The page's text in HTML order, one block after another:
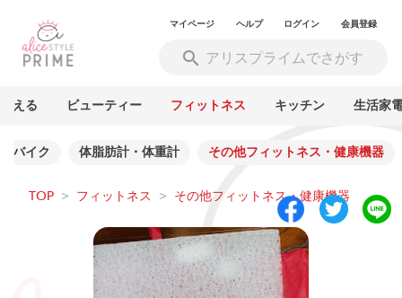
マイページ ヘルプ ログイン 会員登録
える ビューティー フィットネス キッチン 生活家
バイク 体脂肪計・体重計 その他フィットネス・健康機器
TOP > フィットネス > その他フィットネス・健康機器